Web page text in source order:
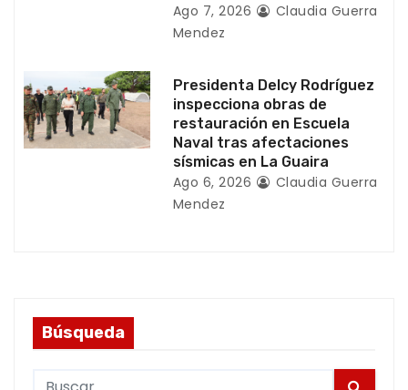
Ago 7, 2026
Claudia Guerra
Mendez
Presidenta Delcy Rodríguez
inspecciona obras de
restauración en Escuela
Naval tras afectaciones
sísmicas en La Guaira
Ago 6, 2026
Claudia Guerra
Mendez
Búsqueda